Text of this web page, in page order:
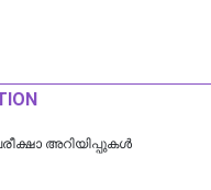
അറിയിപ്പുകൾ